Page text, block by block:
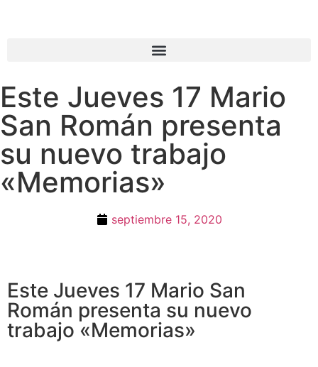
Este Jueves 17 Mario
San Román presenta
su nuevo trabajo
«Memorias»
septiembre 15, 2020
Este Jueves 17 Mario San
Román presenta su nuevo
trabajo «Memorias»